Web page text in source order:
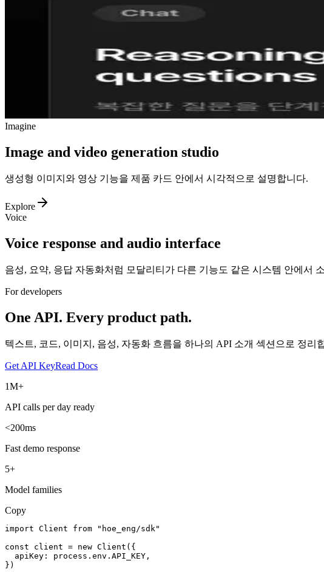
Imagine
Image and video generation studio
생성형 이미지와 영상 기능을 제품 카드 안에서 시각적으로 설명합니다.
Explore
Voice
Voice response and audio interface
음성, 요약, 응답 자동화처럼 모달리티가 다른 기능도 같은 시스템 안에서
For developers
One API. Every product path.
텍스트, 코드, 이미지, 음성, 자동화 흐름을 하나의 API 소개 섹션으로 정
Get API KeyRead Docs
1M+
API calls per day ready
<200ms
Fast demo response
5+
Model families
Copy
import Client from "hoe_eng/sdk"
const client = new Client({
  apiKey: process.env.API_KEY,
})